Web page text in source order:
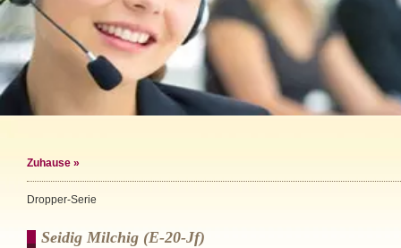
Zuhause »
Dropper-Serie
Seidig Milchig (e-20-Jf)